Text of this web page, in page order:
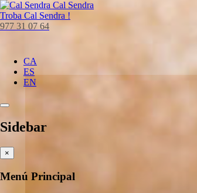
Cal Sendra
Troba Cal Sendra !
977 31 07 64
CA
ES
EN
Sidebar
×
Menú Principal